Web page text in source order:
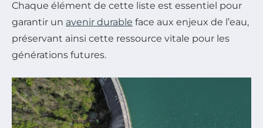
Chaque élément de cette liste est essentiel pour
garantir un avenir durable face aux enjeux de l’eau,
préservant ainsi cette ressource vitale pour les
générations futures.